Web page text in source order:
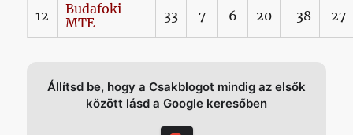
12
Budafoki
MTE
33 7 6 20 -38 27
Állítsd be, hogy a Csakblogot mindig az elsők
között lásd a Google keresőben